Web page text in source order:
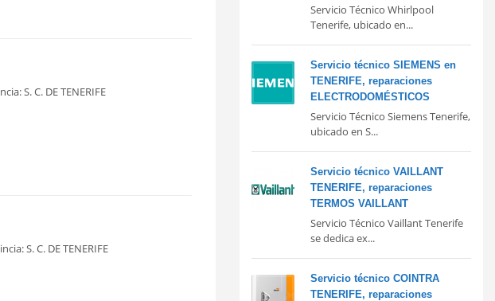
S. C. DE TENERIFE
S. C. DE TENERIFE
Servicio Técnico Whirlpool
Tenerife, ubicado en...
Servicio técnico SIEMENS en
TENERIFE, reparaciones
ELECTRODOMÉSTICOS
Servicio Técnico Siemens Tenerife,
ubicado en S...
Servicio técnico VAILLANT
TENERIFE, reparaciones
TERMOS VAILLANT
Servicio Técnico Vaillant Tenerife
se dedica ex...
Servicio técnico COINTRA
TENERIFE, reparaciones